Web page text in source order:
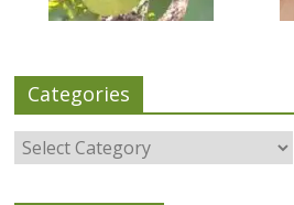
Categories
Categories